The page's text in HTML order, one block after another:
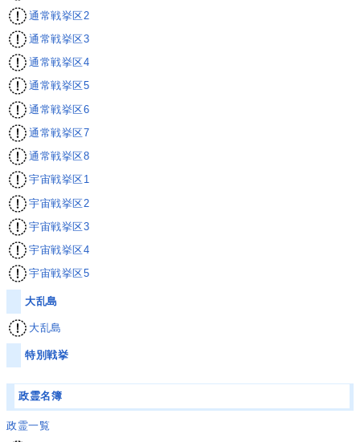
通常戦挙区2
通常戦挙区3
通常戦挙区4
通常戦挙区5
通常戦挙区6
通常戦挙区7
通常戦挙区8
宇宙戦挙区1
宇宙戦挙区2
宇宙戦挙区3
宇宙戦挙区4
宇宙戦挙区5
大乱島
大乱島
特別戦挙
政霊名簿
政霊一覧